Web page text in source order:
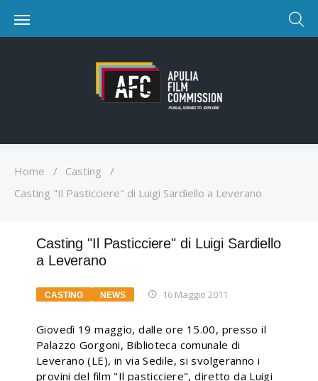
Home / Casting
/
Casting "Il Pasticciere" di Luigi Sardiello a Leverano
Casting "Il Pasticciere" di Luigi Sardiello
a Leverano
CASTING NEWS 16 Maggio 2011
Giovedì 19 maggio, dalle ore 15.00, presso il
Palazzo Gorgoni, Biblioteca comunale di
Leverano (LE), in via Sedile, si svolgeranno i
provini del film "Il pasticciere", diretto da Luigi